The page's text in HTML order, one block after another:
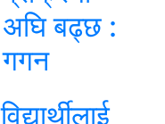
अघि बढ्छ :
गगन
विद्यार्थीलाई